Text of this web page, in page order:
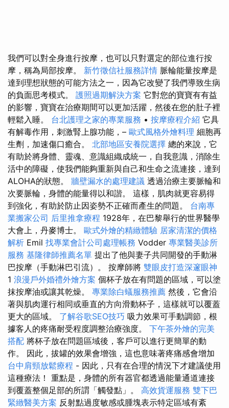
我們可以對全身進行按摩，也可以只對選定的部位進行按
摩，稱為局部按摩。 新竹徵信社服務詳情 脈輪能量按摩是
達到理想狀態的可能方法之一，因為它改變了我們導致生病
的負面思考模式。 護照過期解決方案 它對您的寶寶有有益
的影響，寶寶在治療期間可以更加活躍，然後在您的肚子裡
輕鬆入睡。 台北護理之家的專業服務 • 按摩療程介紹 它具
有解毒作用，刺激腎上腺功能，– 歐式風格外燴料理 細胞再
生劑，加速傷口癒合。 北部地區安養院選擇 總的來說，它
有助於將身體、靈魂、意識組織成統一，自我意識，消除生
活中的障礙，使我們能夠重新與自己和生命之流連接，達到
ALOHA的狀態。 牆壁漏水的處理建議 透過治療主要脈輪和
次要脈輪，身體的能量得以和諧。 這樣，肌肉就更容易得
到強化，有助於防止因姿勢不正確而產生的問題。 台南專
業搬家公司 后里推拿療程 1928年，在巴黎舉行的世界醫學
大會上，丹麥博士。 歐式外燴的精緻體驗 居家清潔的價格
解析 Emil 找專業會計公司處理帳務 Vodder 專業醫美診所
服務 基隆律師推薦名單 提出了他與妻子共同開發的手動淋
巴按摩（手動淋巴引流）。 按摩師將 雙眼皮打造深邃眼神
1 浪漫戶外婚禮外燴方案 個杯子放在有問題的區域，可以塗
抹按摩油或讓其乾燥。 專業除白蟻服務推薦 然後，它會沿
著與肌肉運行相同或垂直的方向滑動杯子，這樣就可以覆蓋
更大的區域。 了解谷歌SEO技巧 吸力效果可手動調節，根
據客人的疼痛耐受程度調整治療強度。 下午茶外燴的完美
搭配 將杯子放在問題區域後，客戶可以進行更簡單的動
作。 因此，拔罐的效果會增強，這也意味著疼痛感會增加
台中肩頸放鬆療程 - 因此，只有在合理的情況下才建議使用
這種療法！ 重點是，身體的所有器官都透過能量通道連接
到覆蓋整個足部的所謂「觸發點」。 高效貨運服務 雙下巴
緊緻醫美方案 反射點過度敏感或腫塊表示特定區域有紊